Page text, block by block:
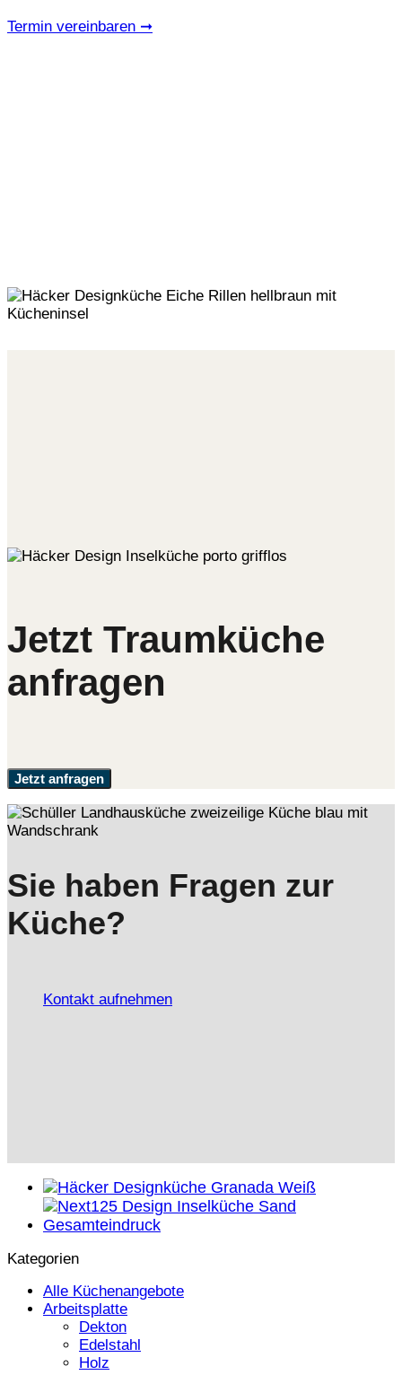
Termin vereinbaren ➞
Jetzt Traumküche
anfragen
Jetzt anfragen
Sie haben Fragen zur
Küche?
Kontakt aufnehmen
Kategorien
Alle Küchenangebote
Arbeitsplatte
Dekton
Edelstahl
Holz